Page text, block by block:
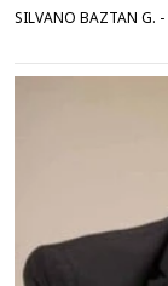
SILVANO BAZTAN G. -